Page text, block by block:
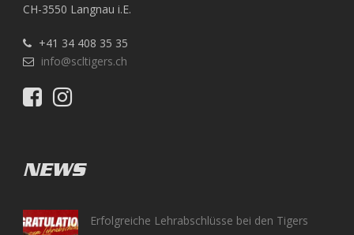
CH-3550 Langnau i.E.
+41 34 408 35 35
info@scltigers.ch
NEWS
Erfolgreiche Lehrabschlüsse bei den Tigers